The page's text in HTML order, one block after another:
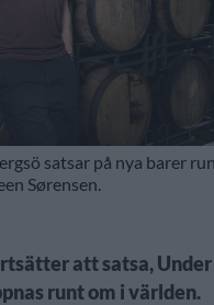
satsar på nya barer
Sørensen.
att satsa, Under
runt om i världen.